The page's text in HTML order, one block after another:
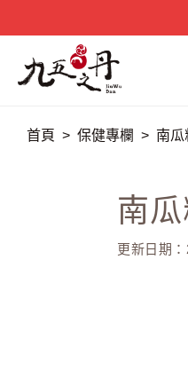
首頁 保健專欄 南
南
更新日期